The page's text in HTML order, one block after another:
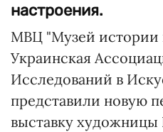
настроения.
МВЦ "Музей истории
Украинская
Исследований в
представили новую
выставку